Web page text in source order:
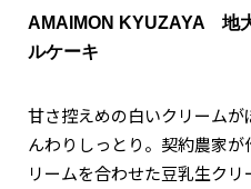
AMAIMON KYUZAYA 地
ルケーキ
甘さ控えめの白いクリーム
んわりしっとり。契約農家
リームを合わせた豆乳生ク